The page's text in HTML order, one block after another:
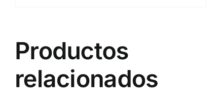
Productos
relacionados